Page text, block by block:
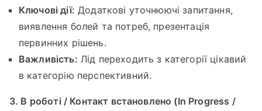
Ключові дії: Додаткові уточнюючі запитання,
виявлення болей та потреб, презентація
первинних рішень.
Важливість: Лід переходить з категорії цікавий
в категорію перспективний.
3. В роботі / Контакт встановлено (In Progress /